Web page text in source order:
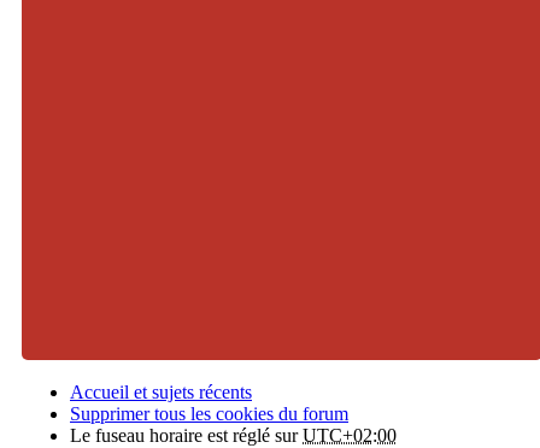
Accueil et sujets récents
Supprimer tous les cookies du forum
Le fuseau horaire est réglé surUTC+02:00